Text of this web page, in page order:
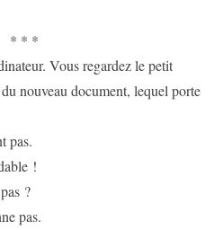
Vous regardez le petit
nouveau document, lequel porte
pas.
!
?
pas.